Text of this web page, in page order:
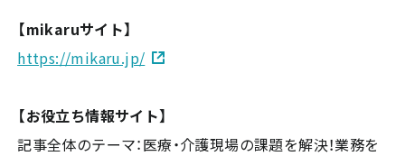
【mikaruサイト】
https://mikaru.jp/
【お役立ち情報サイト】
記事全体のテーマ：医療・介護現場の課題を解決！業務を